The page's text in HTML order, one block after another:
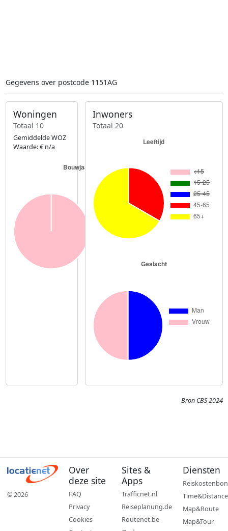
Gegevens over postcode 1151AG
Woningen
Totaal 10
Gemiddelde WOZ
Waarde: € n/a
Inwoners
Totaal 20
Bron CBS 2024
© 2026
Over
deze site
FAQ
Privacy
Cookies
Sites &
Apps
Trafficnet.nl
Reiseplanung.de
Routenet.be
Diensten
Reiskostenbon
Time&Distance
Map&Route
Map&Tour